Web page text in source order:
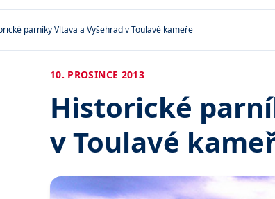
parníky Vltava a Vyšehrad v Toulavé kameře
10. PROSINCE 2013
Historické
v Toulavé